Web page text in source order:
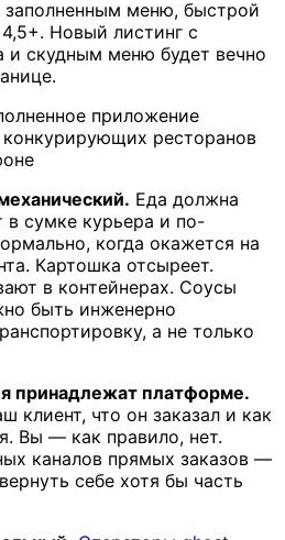
заполненным меню, быстрой
Новый листинг с
и скудным меню будет вечно
приложение
ресторанов
Еда должна
сумке курьера и по-
когда окажется на
Картошка отсыреет.
в контейнерах. Соусы
быть инженерно
а не только
принадлежат платформе.
клиент, что он заказал и как
Вы — как правило, нет.
каналов прямых заказов —
себе хотя бы часть